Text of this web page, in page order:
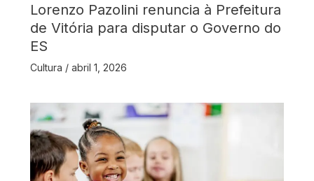
Lorenzo Pazolini renuncia à Prefeitura
de Vitória para disputar o Governo do
ES
Cultura / abril 1, 2026